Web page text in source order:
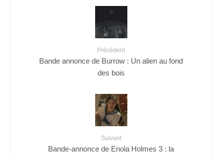
Précédent
Bande annonce de Burrow : Un alien au fond
des bois
Suivant
Bande-annonce de Enola Holmes 3 : la